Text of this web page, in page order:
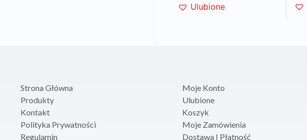
Ulubione
Strona Główna
Produkty
Kontakt
Polityka Prywatności
Regulamin
Moje Konto
Ulubione
Koszyk
Moje Zamówienia
Dostawa I Płatność